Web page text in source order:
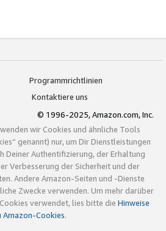
Programmrichtlinien
Kontaktiere uns
© 1996-2025, Amazon.com, Inc.
wir Cookies und ähnliche Tools
genannt) nur, um Dir Dienstleistungen
Deiner Authentifizierung, der Erhaltung
Verbesserung der Sicherheit und der
Andere Amazon-Seiten und -Dienste
Zwecke verwenden. Um mehr darüber
verwendet, lies bitte die Hinweise
Amazon-Cookies.